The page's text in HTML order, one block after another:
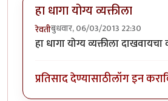
हा धागा योग्य व्यक्तीला
रेवतीबुधवार, 06/03/2013 22:30
हा धागा योग्य व्यक्तीला दाखवायचा
प्रतिसाद देण्यासाठीलॉग इन करा